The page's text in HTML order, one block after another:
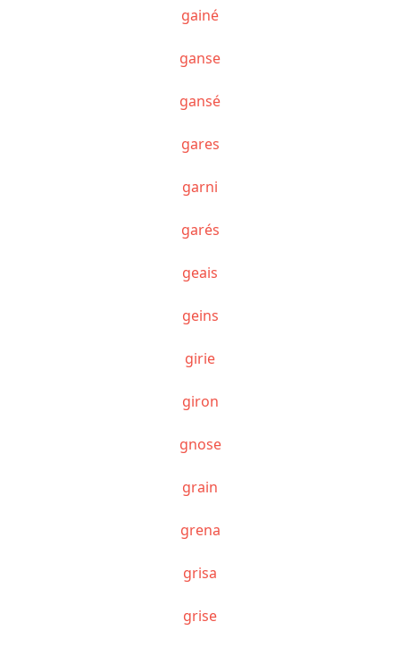
gainé
ganse
gansé
gares
garni
garés
geais
geins
girie
giron
gnose
grain
grena
grisa
grise